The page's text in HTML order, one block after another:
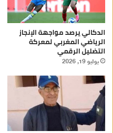
الدكالي يرصد مواجهة الإنجاز
الرياضي المغربي لمعركة
التضليل الرقمي
يوليو 19, 2026